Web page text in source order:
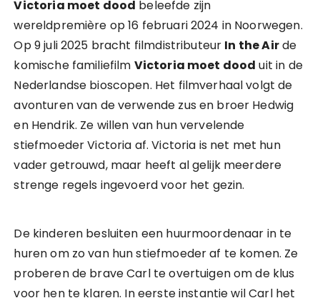
Victoria moet dood beleefde zijn
wereldpremière op 16 februari 2024 in Noorwegen.
Op 9 juli 2025 bracht filmdistributeur In the Airde
komische familiefilm Victoria moet dood uit in de
Nederlandse bioscopen. Het filmverhaal volgt de
avonturen van de verwende zus en broer Hedwig
en Hendrik. Ze willen van hun vervelende
stiefmoeder Victoria af. Victoria is net met hun
vader getrouwd, maar heeft al gelijk meerdere
strenge regels ingevoerd voor het gezin.
De kinderen besluiten een huurmoordenaar in te
huren om zo van hun stiefmoeder af te komen. Ze
proberen de brave Carl te overtuigen om de klus
voor hen te klaren. In eerste instantie wil Carl het